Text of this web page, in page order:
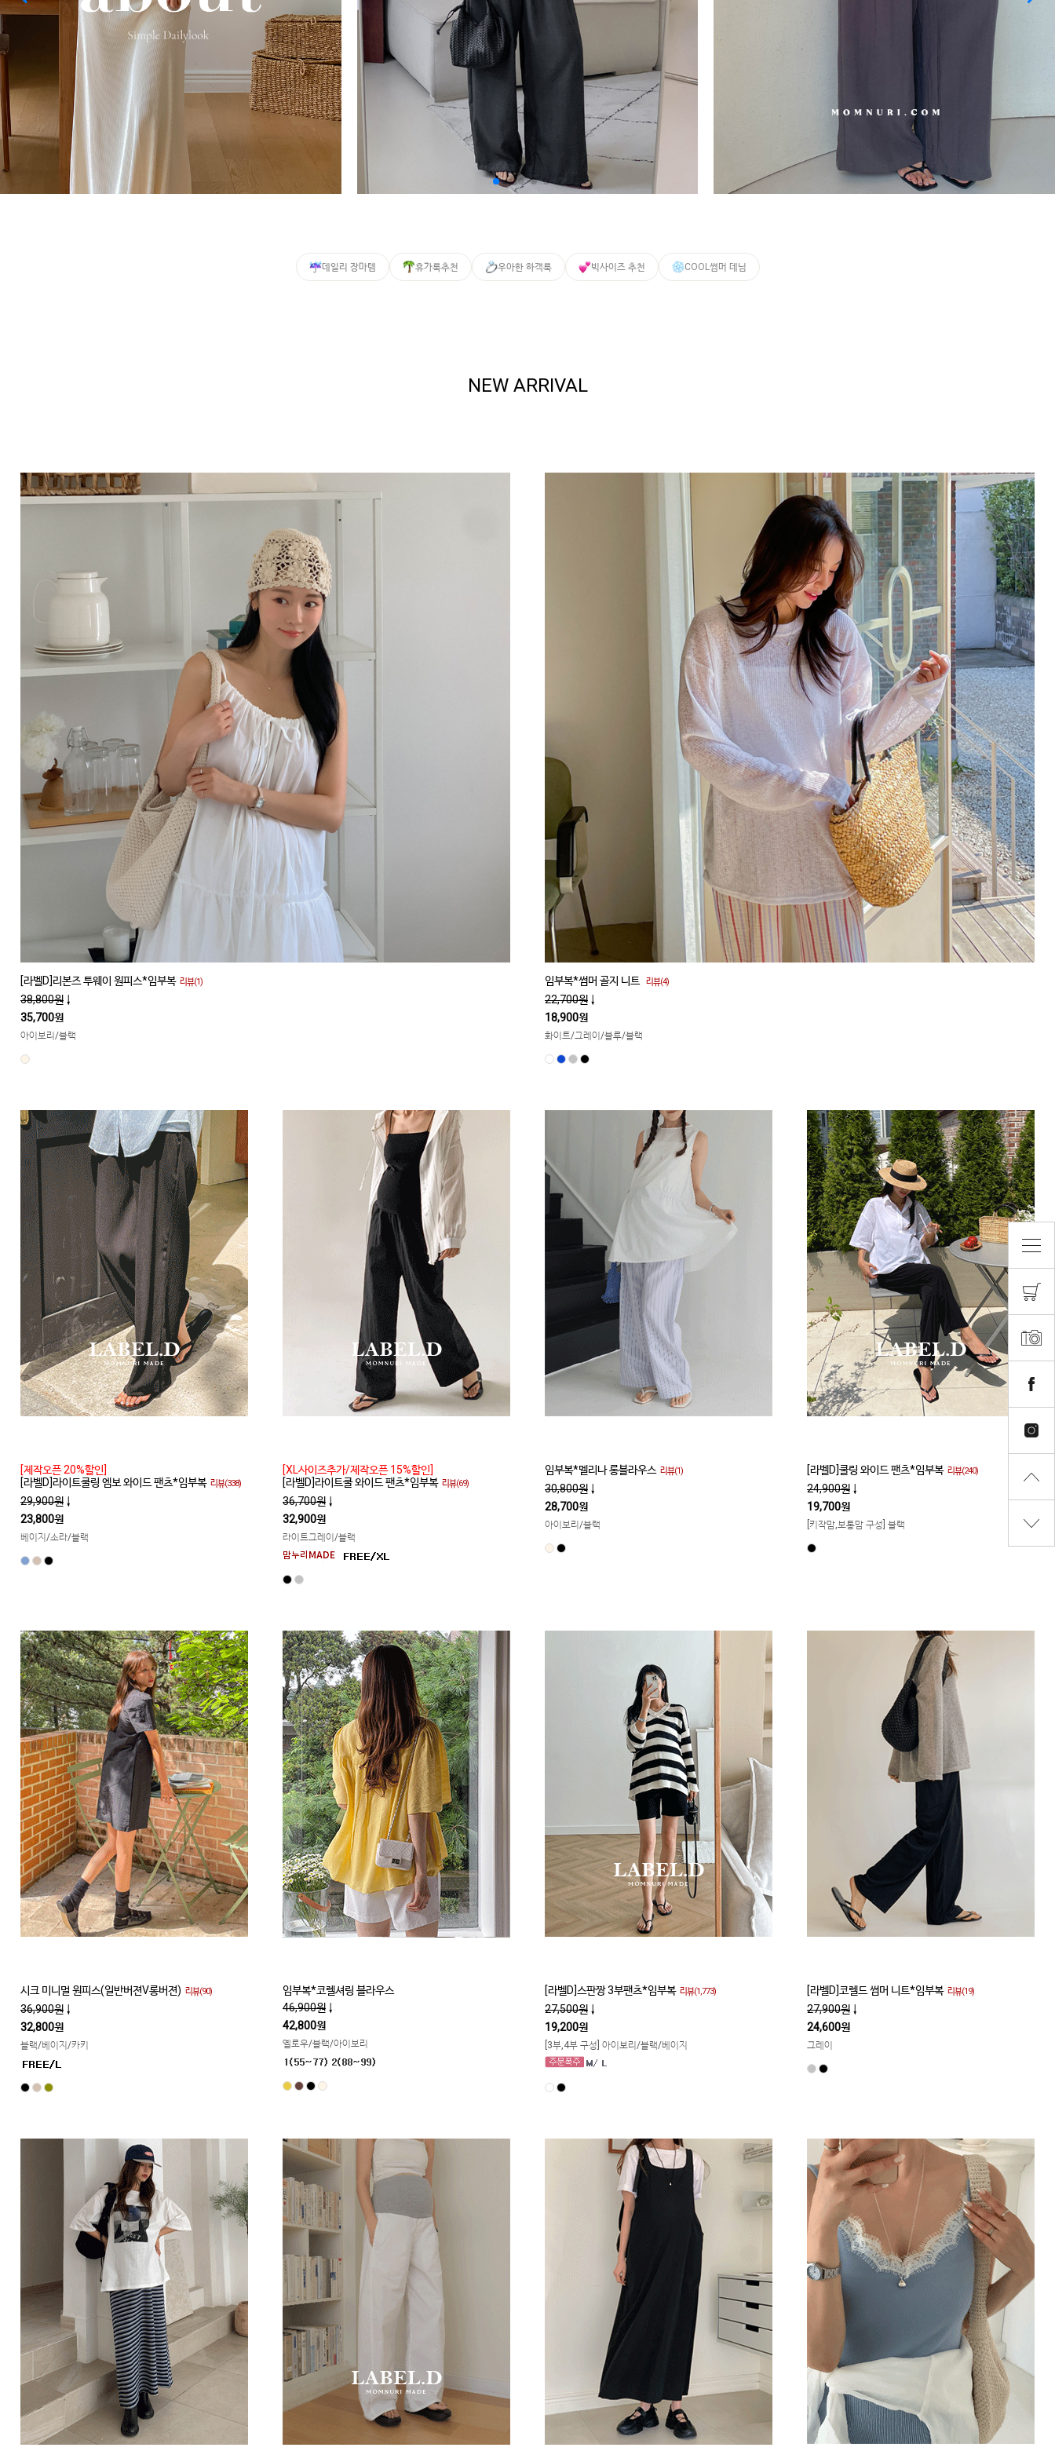
커뮤니티
이벤트
맘누리뉴스
다이어리
리얼체험단모집
만삭사진컨테스트
로그인
개인결제
데일리 장마템 휴가룩추천 우아한 하객룩 빅사이즈 추천 COOL썸머 데님
NEW ARRIVAL
[라벨D]리본즈 투웨이 원피스*임부복 리뷰(1)
38,800원 ↓
35,700원
아이보리/블랙
임부복*썸머 골지 니트 리뷰(4)
22,700원 ↓
18,900원
화이트/그레이/블루/블랙
[제작오픈 20%할인]
[라벨D]라이트쿨링 엠보 와이드 팬츠*임부복 리뷰(338)
29,900원 ↓
23,800원
베이지/소라/블랙
[XL사이즈추가/제작오픈 15%할인]
[라벨D]라이트쿨 와이드 팬츠*임부복 리뷰(69)
36,700원 ↓
32,900원
라이트그레이/블랙
임부복*멜리나 롱블라우스 리뷰(1)
30,800원 ↓
28,700원
아이보리/블랙
[라벨D]쿨링 와이드 팬츠*임부복 리뷰(240)
24,900원 ↓
19,700원
[키작맘,보통맘 구성] 블랙
시크 미니멀 원피스(일반버젼V롱버젼) 리뷰(90)
36,900원 ↓
32,800원
블랙/베이지/카키
임부복*코렐셔링 블라우스
46,900원 ↓
42,800원
옐로우/블랙/아이보리
[라벨D]스판짱 3부팬츠*임부복 리뷰(1,773)
27,500원 ↓
19,200원
[3부,4부 구성] 아이보리/블랙/베이지
[라벨D]코렐드 썸머 니트*임부복 리뷰(19)
27,900원 ↓
24,600원
그레이